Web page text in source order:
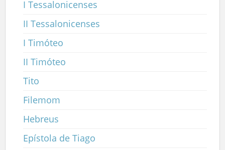
I Tessalonicenses
II Tessalonicenses
I Timóteo
II Timóteo
Tito
Filemom
Hebreus
Epístola de Tiago